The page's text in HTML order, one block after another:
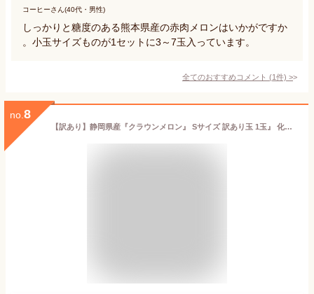
コーヒーさん(40代・男性)
しっかりと糖度のある熊本県産の赤肉メロンはいかがですか
。小玉サイズものが1セットに3～7玉入っています。
全てのおすすめコメント (1件) >
no. 8
【訳あり】静岡県産『クラウンメロン』 Sサイズ 訳あり玉 1玉』 化粧箱入 送料無料 着日時指定可 ※（正規品との誤解を防ぐため）訳あり品であるカードが必ず入っております